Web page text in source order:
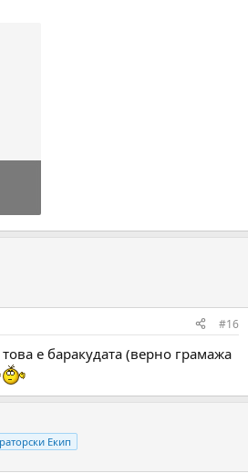
#16
е баракудата (верно грамажа
Екип